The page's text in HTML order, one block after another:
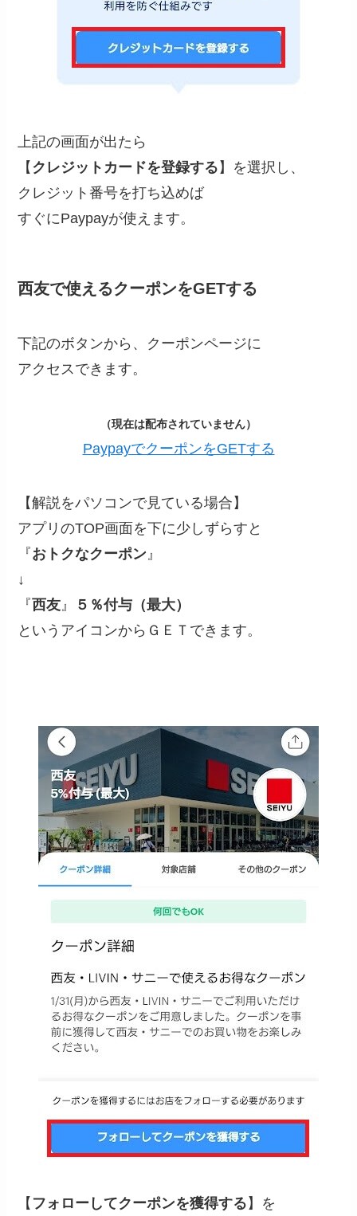
上記の画面が出たら
【 クレジットカードを登録する 】を選択し、
クレジット番号を打ち込めば
すぐにPaypayが使えます。
西友で使えるクーポンをGETする
下記のボタンから、クーポンページに
アクセスできます。
（現在は配布されていません）
PaypayでクーポンをGETする
【解説をパソコンで見ている場合】
アプリのTOP画面を下に少しずらすと
『おトクなクーポン 』
↓
『西友 』
５％付与（最大）
というアイコンからＧＥＴできます。
【 フォローしてクーポンを獲得する 】を